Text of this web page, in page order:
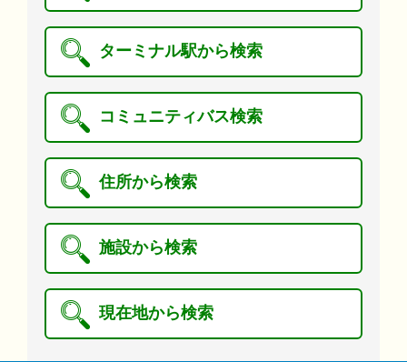
ターミナル駅から検索
コミュニティバス検索
住所から検索
施設から検索
現在地から検索